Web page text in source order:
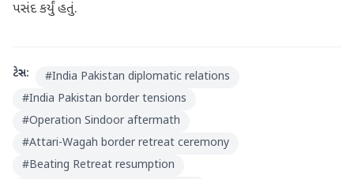
પસંદ કર્યું હતું.
ટેગ્સ: #India Pakistan diplomatic relations
#India Pakistan border tensions
#Operation Sindoor aftermath
#Attari-Wagah border retreat ceremony
#Beating Retreat resumption